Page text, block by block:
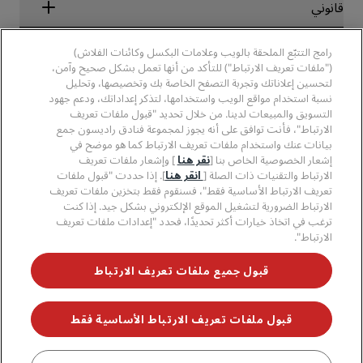
تطبيق فنادق راديسون
الفنادق المعتمدة في مجال الرياضة
فنادق مناسبة للعائلات
الصحة والسلامة
مجموعة فنادق راديسون
وسائل الإعلام
الوظائف، مجموعة فنادق PPHE
الوظائف في مجموعة فنادق EHL
The Club by RHG
فرص التنمية
الأعمال المسؤولة
المشتريات
قانوني
الإشعار القانوني
شروط برنامج Radisson Rewards وأحكامه
اتفاقية استخدام الموقع
سهولة التصفح الرقمي
بيان الرق ّ المعاصر
مساعدة
تنبيهات للمستهلكين
بيانات الاتصال
الأسئلة الشائعة
خريطة الموقع
وسائل التواصل الاجتماعي
علامات فنادق راديسون التجارية
لا تفوّت فرصة الحصول على أفضل عروضنا
جميع الحقوق محفوظة. مجموعة فنادق
راديسون (RHG)، وراديسون، وراديسون رِد، وراديسون بلو، وراديسون كوليكشن،
وراديسون إنديفيديولز، وبارك بلازا، وبارك إن، وكانتري إن آند سويتس، وPrize by
رامج التتبّع الملحقة بالويب وعلامات البكسل وكائنات الفلاش)
("ملفات تعريف الارتباط") للتأكد من أنها تعمل بشكل صحيح وآمن،
لتحسين إعلاناتك وتجربة التصفح الخاصة بك وتخصيصها، وتحليل
نسبة استخدام مواقع الويب واستخدامها، لتذكر إعداداتك، ودعم جهود
التسويق والمبيعات لدينا. من خلال تحديد "قبول ملفات تعريف
الارتباط"، فأنت توافق على أنه يجوز لمجموعة فنادق راديسون جمع
بيانات عنك واستخدام ملفات تعريف الارتباط كما هو موضح في
إشعار الخصوصية الخاص بنا [نقر هنا ] وإشعار ملفات تعريف
الارتباط والتقنيات ذات الصلة [ انقر هنا]. إذا حددت "قبول ملفات
تعريف الارتباط الأساسية فقط"، فسنقوم فقط بتخزين ملفات تعريف
الارتباط الضرورية لتشغيل الموقع الإلكتروني بشكل جيد. إذا كنت
ترغب في اتخاذ خيارات أكثر تحديدًا، فحدد "إعدادات ملفات تعريف
الارتباط".
قبول جميع ملفات تعريف الارتباط
قبول ملفات تعريف الارتباط الأساسية فقط